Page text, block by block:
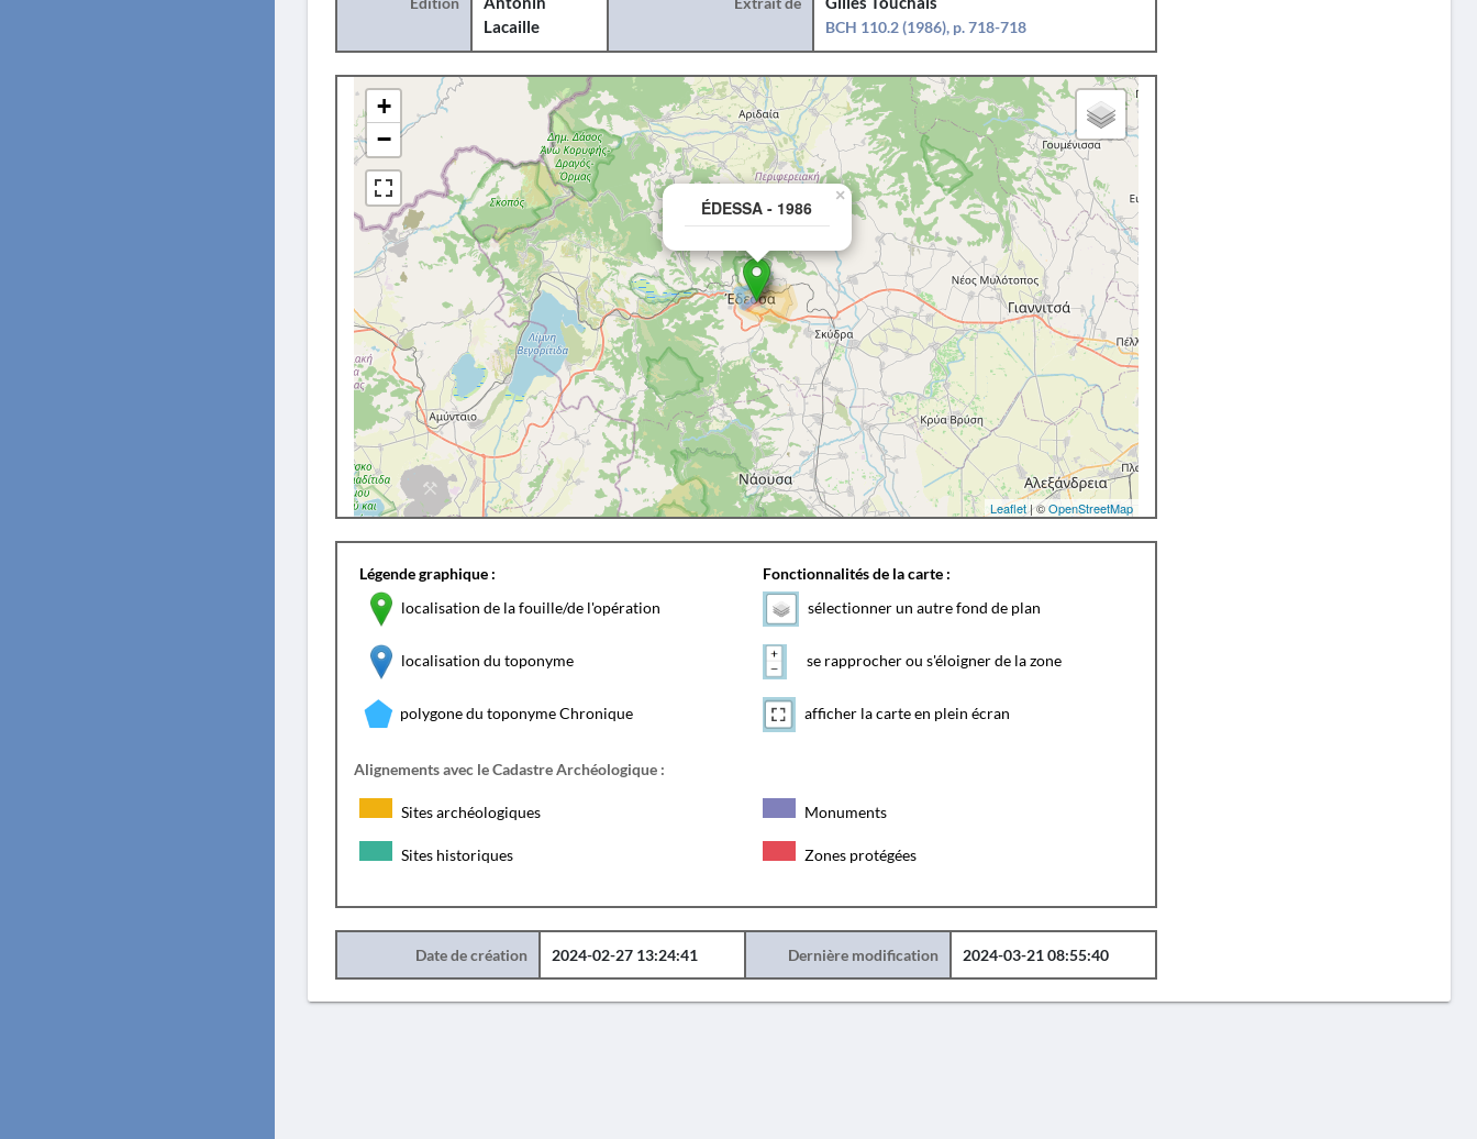
Lacaille
BCH 110.2 (1986), p. 718-718
ÉDESSA - 1986
×
+
−
Leaflet| ©OpenStreetMap
Légende graphique :
localisation de la fouille/de l'opération
localisation du toponyme
polygone du toponyme Chronique
Fonctionnalités de la carte :
sélectionner un autre fond de plan
se rapprocher ou s'éloigner de la zone
afficher la carte en plein écran
Alignements avec le Cadastre Archéologique :
Sites archéologiques Monuments
Sites historiques Zones protégées
Date de création 2024-02-27 13:24:41 Dernière modification 2024-03-21 08:55:40